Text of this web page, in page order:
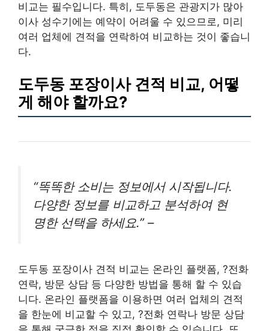
비교는 필수입니다. 특히, 도두동은 관광지가 많아
이사 성수기에는 예약이 어려울 수 있으므로, 미리
여러 업체에 견적을 연락하여 비교하는 것이 좋습니
다.
도두동 포장이사 견적 비교, 어떻
게 해야 할까요?
“똑똑한 소비는 정보에서 시작됩니다.
다양한 정보를 비교하고 분석하여 현
명한 선택을 하세요.” –
도두동 포장이사 견적 비교는 온라인 플랫폼, ?전화
연락, 방문 상담 등 다양한 방법을 통해 할 수 있습
니다. 온라인 플랫폼을 이용하면 여러 업체의 견적
을 한눈에 비교할 수 있고, ?전화 연락나 방문 상담